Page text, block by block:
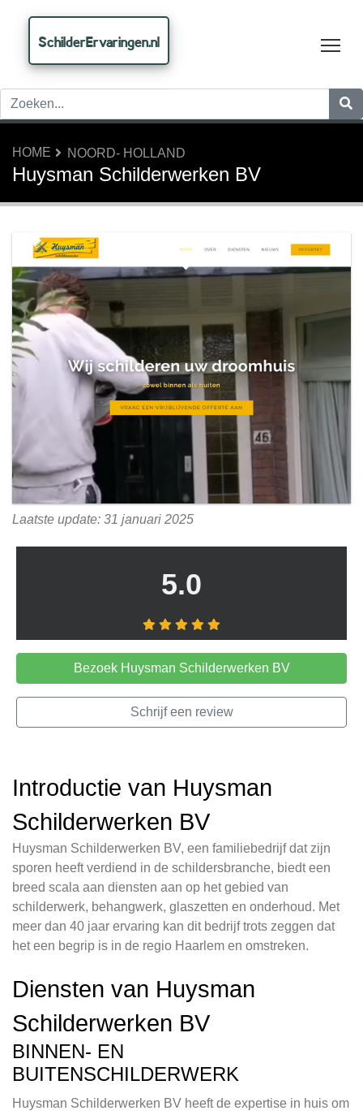
SchilderErvaringen.nl
HOME NOORD- HOLLAND
Huysman Schilderwerken BV
Laatste update: 31 januari 2025
5.0
Bezoek Huysman Schilderwerken BV
Schrijf een review
Introductie van Huysman
Schilderwerken BV
Huysman Schilderwerken BV, een familiebedrijf dat zijn
sporen heeft verdiend in de schildersbranche, biedt een
breed scala aan diensten aan op het gebied van
schilderwerk, behangwerk, glaszetten en onderhoud. Met
meer dan 40 jaar ervaring kan dit bedrijf trots zeggen dat
het een begrip is in de regio Haarlem en omstreken.
Diensten van Huysman
Schilderwerken BV
BINNEN- EN
BUITENSCHILDERWERK
Huysman Schilderwerken BV heeft de expertise in huis om